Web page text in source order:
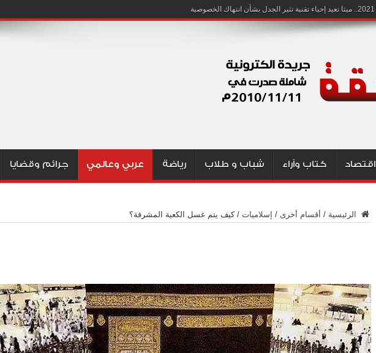
اقتصاد كتاب وآراء شباب و طلاب رياضة عربي وعالمي جرائم وقضايا
الرئيسية / أقسام أخرى / إسلاميات / كيف يتم غسل الكعبة المشرفة؟